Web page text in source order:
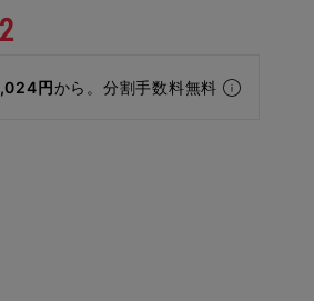
円から。分割手数料無料